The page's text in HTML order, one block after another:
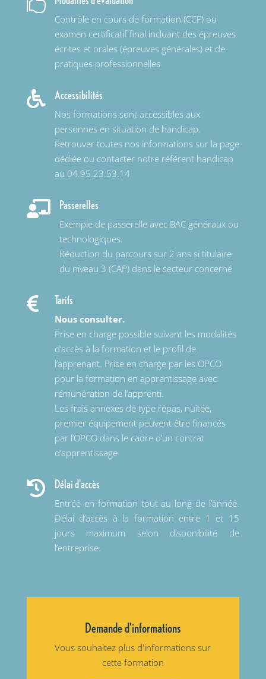
Contrôle en cours de formation (CCF) ou
examen certificatif final incluant des épreuves
écrites et orales (épreuves générales) et de
pratiques professionnelles
 Accessibilités
Nos formations sont accessibles aux
personnes en situation de handicap.
Retrouver toutes nos informations sur la page
dédiée ou contacter notre référent handicap
au 04.95.23.53.14
 Passerelles
Exemple de passerelle avec BAC généraux ou
technologiques.
Réduction du parcours sur 2 ans si titulaire
du niveau 3 (CAP) dans le secteur concerné
 Tarifs
Nous consulter.
Prise en charge possible suivant les modalités
d’accès à la formation et le profil de
l’apprenant. Prise en charge par les OPCO
pour la formation en apprentissage avec
rémunération de l’apprenti.
Les frais annexes de type repas, nuitée,
premier équipement peuvent être financés
par l’OPCO dans le cadre d’un contrat
d’apprentissage
 Délai d'accès
Entrée en formation tout au long de l’année.
Délai d’accès à la formation entre 1 et 15
jours maximum selon disponibilité de
l’entreprise.
Demande d'informations
Vous souhaitez plus d'informations sur
cette formation